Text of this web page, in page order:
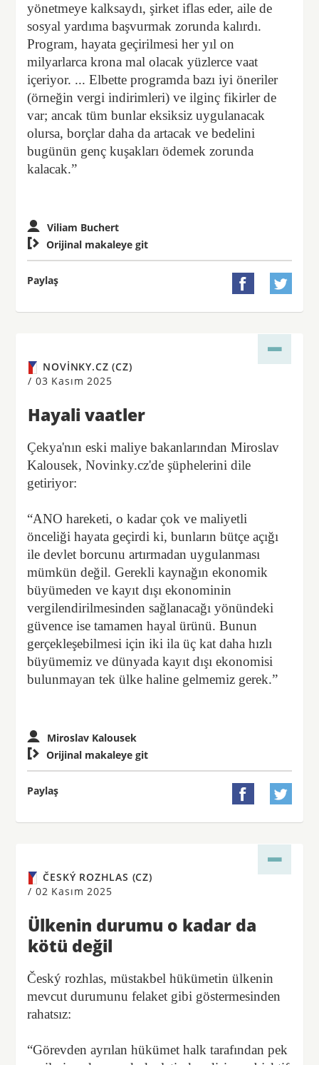
yönetmeye kalksaydı, şirket iflas eder, aile de
sosyal yardıma başvurmak zorunda kalırdı.
Program, hayata geçirilmesi her yıl on
milyarlarca krona mal olacak yüzlerce vaat
içeriyor. ... Elbette programda bazı iyi öneriler
(örneğin vergi indirimleri) ve ilginç fikirler de
var; ancak tüm bunlar eksiksiz uygulanacak
olursa, borçlar daha da artacak ve bedelini
bugünün genç kuşakları ödemek zorunda
kalacak.”
Viliam Buchert
 Orijinal makaleye git
Paylaş  
NOVINKY.CZ (CZ)
/ 03 Kasım 2025
Hayali vaatler
Çekya'nın eski maliye bakanlarından Miroslav
Kalousek, Novinky.cz'de şüphelerini dile
getiriyor:
“ANO hareketi, o kadar çok ve maliyetli
önceliği hayata geçirdi ki, bunların bütçe açığı
ile devlet borcunu artırmadan uygulanması
mümkün değil. Gerekli kaynağın ekonomik
büyümeden ve kayıt dışı ekonominin
vergilendirilmesinden sağlanacağı yönündeki
güvence ise tamamen hayal ürünü. Bunun
gerçekleşebilmesi için iki ila üç kat daha hızlı
büyümemiz ve dünyada kayıt dışı ekonomisi
bulunmayan tek ülke haline gelmemiz gerek.”
Miroslav Kalousek
 Orijinal makaleye git
Paylaş  
ČESKÝ ROZHLAS (CZ)
/ 02 Kasım 2025
Ülkenin durumu o kadar da
kötü değil
Český rozhlas, müstakbel hükümetin ülkenin
mevcut durumunu felaket gibi göstermesinden
rahatsız:
“Görevden ayrılan hükümet halk tarafından pek